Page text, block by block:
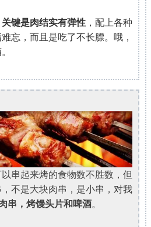
键是肉结实有弹性 ，配上各种
忘，而且是吃了不长膘。哦，
串起来烤的食物数不胜数，但
不是大块肉串，是小串，对我
串，烤馒头片和啤酒。